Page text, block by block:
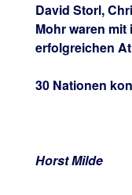
David Storl,
Mohr waren
erfolgreichen
30 Nationen
Horst Milde